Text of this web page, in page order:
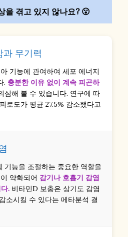
을 겪고 있지 않나요? 😮
과 무기력
기능에 관여하여 세포 에너지
. 충분한 이유 없이 계속 피곤하
심해 볼 수 있습니다. 연구에 따
로도가 평균 27.5% 감소했다고
기능을 조절하는 중요한 역할을
약화되어 감기나 호흡기 감염
. 비타민D 보충은 상기도 감염
소시킬 수 있다는 메타분석 결